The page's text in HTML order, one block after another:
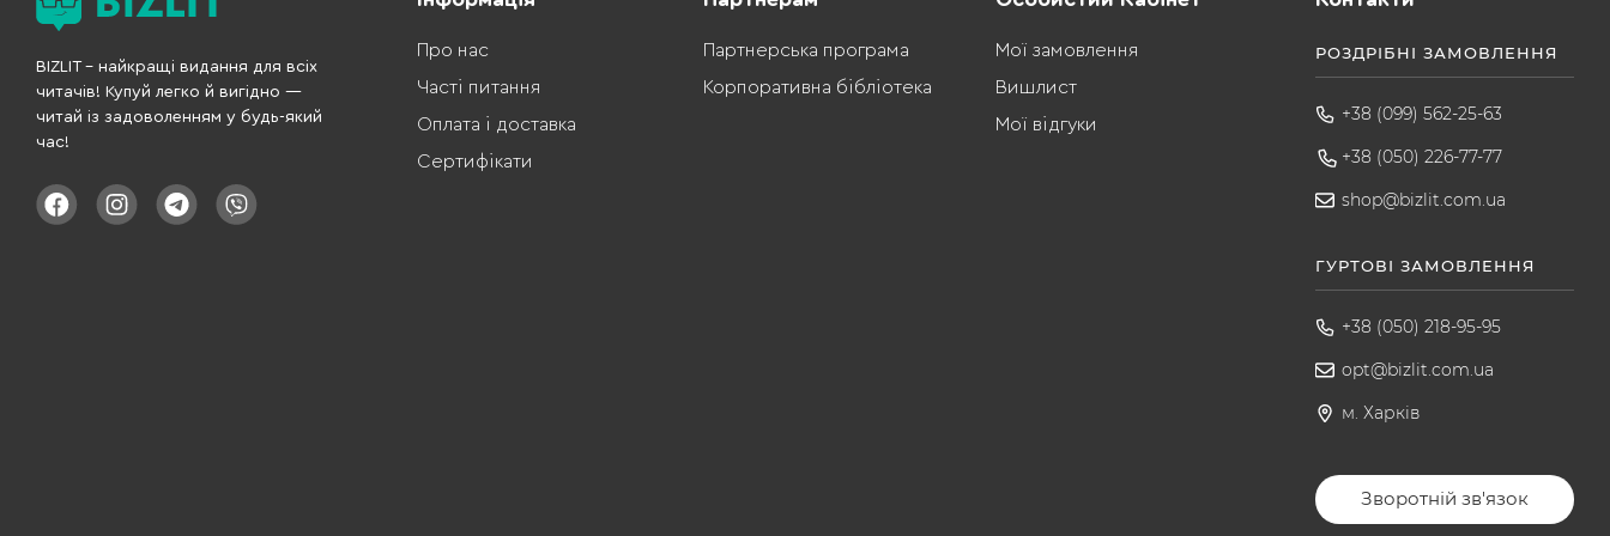
BIZLIT – найкращі видання для всіх
читачів! Купуй легко й вигідно —
читай із задоволенням у будь-який
час!
Про нас
Часті питання
Оплата і доставка
Сертифікати
Партнерська програма
Корпоративна бібліотека
Мої замовлення
Вишлист
Мої відгуки
РОЗДРІБНІ ЗАМОВЛЕННЯ
+38 (099) 562-25-63
+38 (050) 226-77-77
shop@bizlit.com.ua
ГУРТОВІ ЗАМОВЛЕННЯ
+38 (050) 218-95-95
opt@bizlit.com.ua
м. Харків
Зворотній зв'язок